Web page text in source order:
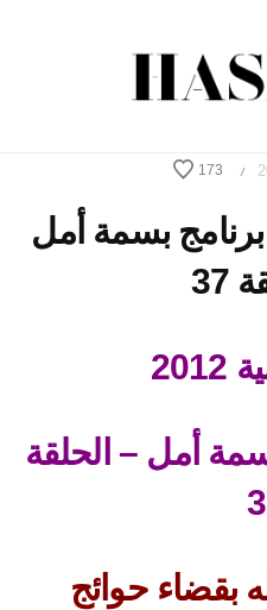
/
173
دينية 2012: برنامج بسمة أمل
أمل – الحلقة
بقضاء حوائج